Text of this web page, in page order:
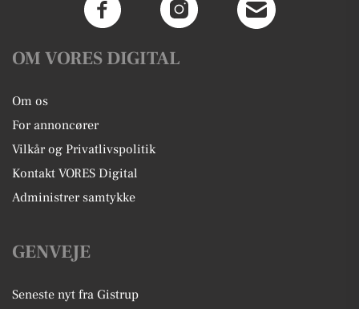
OM VORES DIGITAL
Om os
For annoncører
Vilkår og Privatlivspolitik
Kontakt VORES Digital
Administrer samtykke
GENVEJE
Seneste nyt fra Gistrup